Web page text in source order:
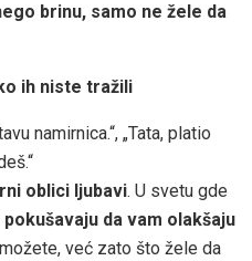
brinu, samo ne žele da
ih niste tražili
namirnica.“, „Tata, platio
oblici ljubavi. U svetu gde
pokušavaju da vam olakšaju
već zato što žele da